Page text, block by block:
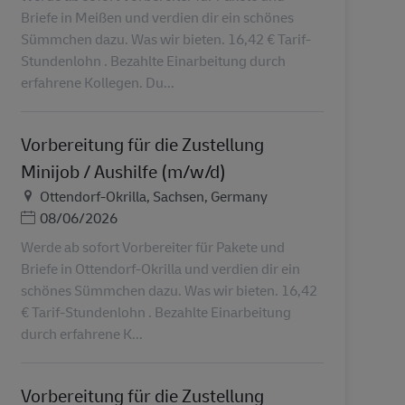
Briefe in Meißen und verdien dir ein schönes
Sümmchen dazu. Was wir bieten. 16,42 € Tarif-
Stundenlohn . Bezahlte Einarbeitung durch
erfahrene Kollegen. Du...
Vorbereitung für die Zustellung
Minijob / Aushilfe (m/w/d)
Местоположение
Ottendorf-Okrilla, Sachsen, Germany
Дата публикации
08/06/2026
Werde ab sofort Vorbereiter für Pakete und
Briefe in Ottendorf-Okrilla und verdien dir ein
schönes Sümmchen dazu. Was wir bieten. 16,42
€ Tarif-Stundenlohn . Bezahlte Einarbeitung
durch erfahrene K...
Vorbereitung für die Zustellung